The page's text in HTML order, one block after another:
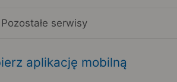
Pozostałe serwisy
aplikację mobilną